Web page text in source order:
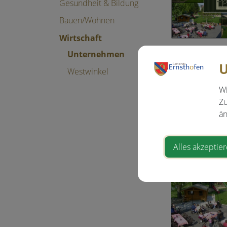
Gesundheit & Bildung
Bauen/Wohnen
Wirtschaft
Unternehmen
Westwinkel
Alles